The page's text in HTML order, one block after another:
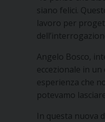
siano felici.
lavoro per
Angelo Bosco,
eccezionale in
esperienza che
potevamo
In questa nuova